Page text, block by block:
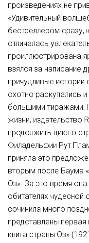
произведениях не
«Удивительный
бестселлером сразу,
отличалась
проиллюстрирована
взялся за написание
причудливые
охотно раскупались
большими тиражами.
жизни, издательство
продолжить цикл о
Филадельфии Рут
приняла это
вторым после Баума
Оз». За это время она
обитателях чудесной
сочинила много
представлены
книга страны Оз»